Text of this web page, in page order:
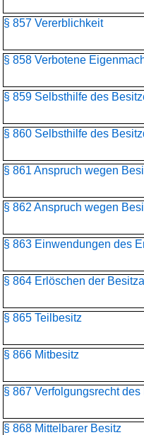
§ 857 Vererblichkeit
§ 858 Verbotene
§ 859 Selbsthilfe des
§ 860 Selbsthilfe des
§ 861 Anspruch wegen
§ 862 Anspruch wegen
§ 863 Einwendungen des
§ 864 Erlöschen der
§ 865 Teilbesitz
§ 866 Mitbesitz
§ 867 Verfolgungsrecht des
§ 868 Mittelbarer Besitz